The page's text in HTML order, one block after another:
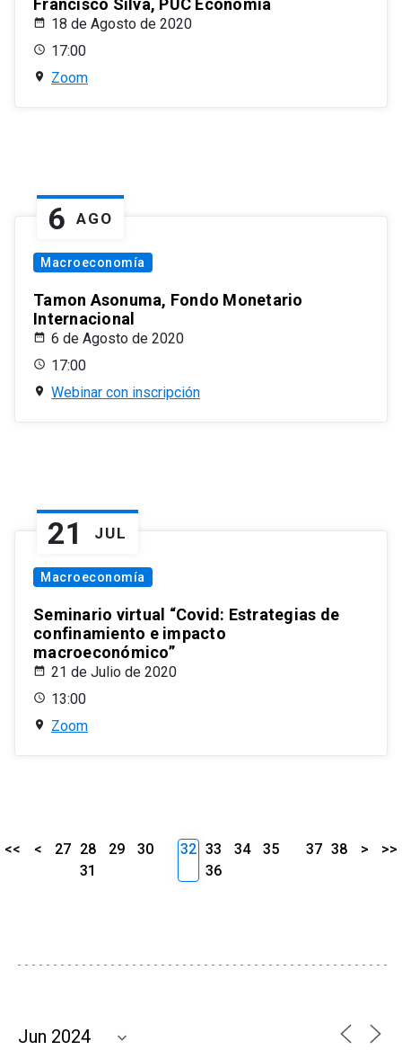
Francisco Silva, PUC Economía
18 de Agosto de 2020
17:00
Zoom
6 AGO
Macroeconomía
Tamon Asonuma, Fondo Monetario
Internacional
6 de Agosto de 2020
17:00
Webinar con inscripción
21 JUL
Macroeconomía
Seminario virtual “Covid: Estrategias de
confinamiento e impacto
macroeconómico”
21 de Julio de 2020
13:00
Zoom
<< < 27 28 29
30
31
32 33 34
35
36
37 38 > >>